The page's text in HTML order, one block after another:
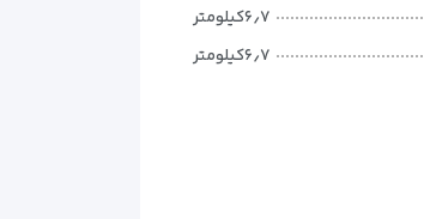
۶٫۷کیلومتر
۶٫۷کیلومتر